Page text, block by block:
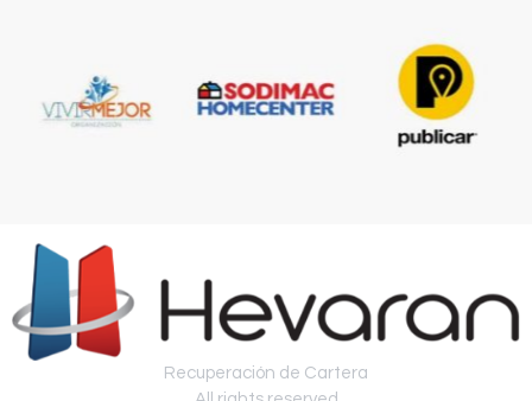
Recuperación de Cartera